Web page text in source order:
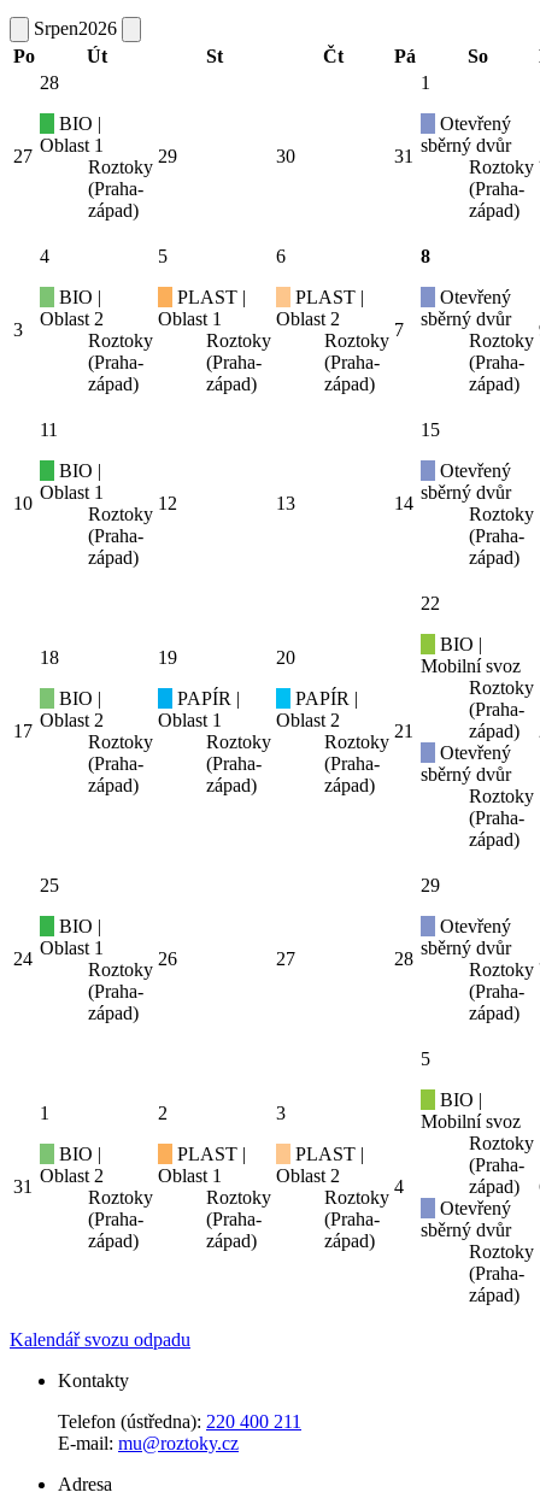
Srpen2026
Po
Út St Čt Pá So
27
28
BIO |
Oblast 1
Roztoky
(Praha-
západ)
29 30 31
1
Otevřený
sběrný dvůr
Roztoky
(Praha-
západ)
3
4
BIO |
Oblast 2
Roztoky
(Praha-
západ)
5
PLAST |
Oblast 1
Roztoky
(Praha-
západ)
6
PLAST |
Oblast 2
Roztoky
(Praha-
západ)
7
8
Otevřený
sběrný dvůr
Roztoky
(Praha-
západ)
10
11
BIO |
Oblast 1
Roztoky
(Praha-
západ)
12 13 14
15
Otevřený
sběrný dvůr
Roztoky
(Praha-
západ)
17
18
BIO |
Oblast 2
Roztoky
(Praha-
západ)
19
PAPÍR |
Oblast 1
Roztoky
(Praha-
západ)
20
PAPÍR |
Oblast 2
Roztoky
(Praha-
západ)
21
22
BIO |
Mobilní svoz
Roztoky
(Praha-
západ)
Otevřený
sběrný dvůr
Roztoky
(Praha-
západ)
24
25
BIO |
Oblast 1
Roztoky
(Praha-
západ)
26 27 28
29
Otevřený
sběrný dvůr
Roztoky
(Praha-
západ)
31
1
BIO |
Oblast 2
Roztoky
(Praha-
západ)
2
PLAST |
Oblast 1
Roztoky
(Praha-
západ)
3
PLAST |
Oblast 2
Roztoky
(Praha-
západ)
4
5
BIO |
Mobilní svoz
Roztoky
(Praha-
západ)
Otevřený
sběrný dvůr
Roztoky
(Praha-
západ)
Kalendář svozu odpadu
Kontakty
Telefon (ústředna): 220 400 211
E-mail: mu@roztoky.cz
Adresa